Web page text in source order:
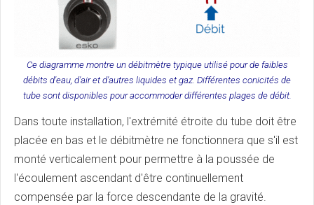
Ce diagramme montre un débitmètre typique utilisé pour de faibles
débits d'eau, d'air et d'autres liquides et gaz. Différentes conicités de
tube sont disponibles pour accommoder différentes plages de débit.
Dans toute installation, l'extrémité étroite du tube doit être
placée en bas et le débitmètre ne fonctionnera que s'il est
monté verticalement pour permettre à la poussée de
l'écoulement ascendant d'être continuellement
compensée par la force descendante de la gravité.